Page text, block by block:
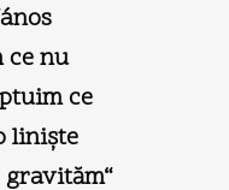
ce nu
ce
linişte